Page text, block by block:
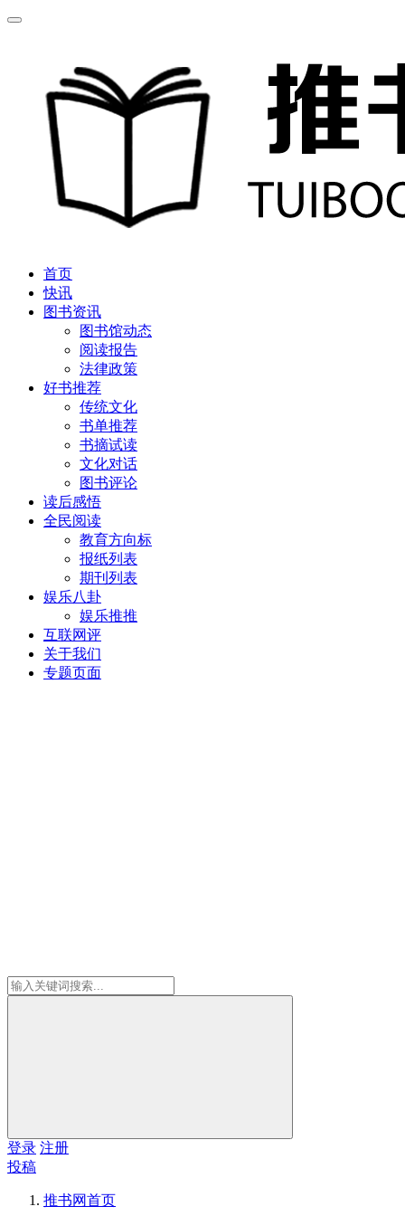
首页
快讯
图书资讯
图书馆动态
阅读报告
法律政策
好书推荐
传统文化
书单推荐
书摘试读
文化对话
图书评论
读后感悟
全民阅读
教育方向标
报纸列表
期刊列表
娱乐八卦
娱乐推推
互联网评
关于我们
专题页面
登录 注册
投稿
推书网首页